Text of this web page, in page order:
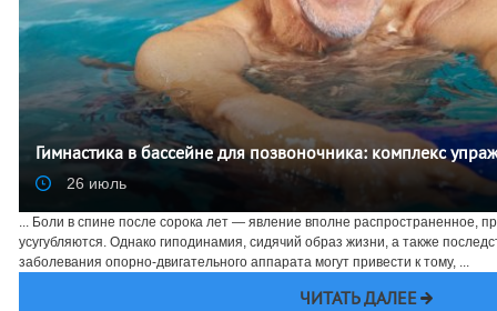
Гимнастика в бассейне для позвоночника: комплекс
26 июль
... Боли в спине после сорока лет — явление вполне распространенное,
усугубляются. Однако гиподинамия, сидячий образ жизни, а также
заболевания опорно-двигательного аппарата могут привести к тому, ...
ЧИТАТЬ ДАЛЕЕ